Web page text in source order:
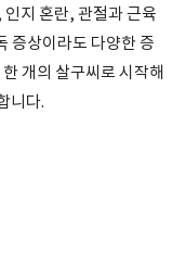
지 혼란, 관절과 근육
증상이라도 다양한 증
개의 살구씨로 시작해
니다.